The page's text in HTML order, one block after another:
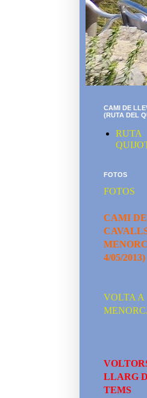
CAMI DE
(RUTA DEL
RUTA
FOTOS
FOTOS
CAMI DE
4/05/2013)
VOLTA A
LLARG
TEMS